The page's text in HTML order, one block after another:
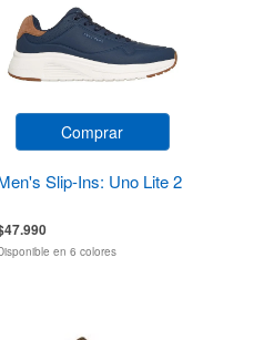
Comprar
Slip-Ins: Uno Lite 2
en 6 colores